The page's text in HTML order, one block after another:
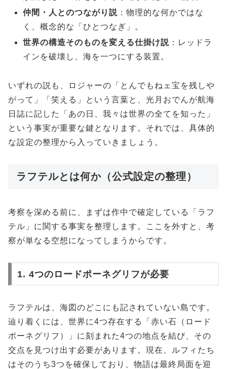
仲間・人とのつながり説 ：物理的な何かではな
く、概念的な「ひとつなぎ」。
世界の構造そのものを変える仕掛け説 ：レッドラ
インを破壊し、海を一つにする装置。
いずれの説も、ロジャーの「とんでもねェ宝を残しや
がって」「笑える」という言葉と、光月おでんが航海
日誌に記した「あの日、我々は世界の全てを知った」
という事実が重要な鍵となります。それでは、具体的
な設定の整理から入っていきましょう。
ラフテルとは何か（公式設定の整理）
考察を深める前に、まずは作中で確定している「ラフ
テル」に関する事実を整理します。ここを外すと、考
察が単なる空想になってしまうからです。
1. 4つのロードポーネグリフが必要
ラフテルは、海図のどこにも記されていない島です。
辿り着くには、世界に4つ存在する「赤い石（ロード
ポーネグリフ）」に刻まれた4つの地点を結び、その
交点を見つけ出す必要があります。現在、ルフィたち
はそのうち3つを確保しており、物語は最終局面を迎